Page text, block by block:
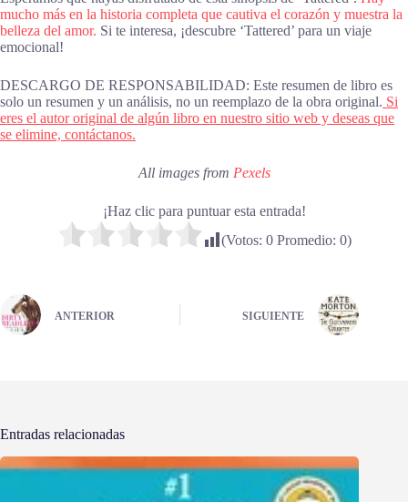
mucho más en la historia completa que cautiva el corazón y muestra la
belleza del amor. Si te interesa, ¡descubre ‘Tattered’ para un viaje
emocional!
DESCARGO DE RESPONSABILIDAD: Este resumen de libro es
solo un resumen y un análisis, no un reemplazo de la obra original. Si
eres el autor original de algún libro en nuestro sitio web y deseas que
se elimine, contáctanos.
All images from Pexels
¡Haz clic para puntuar esta entrada!
(Votos: 0Promedio: 0)
ANTERIOR SIGUIENTE
Entradas relacionadas